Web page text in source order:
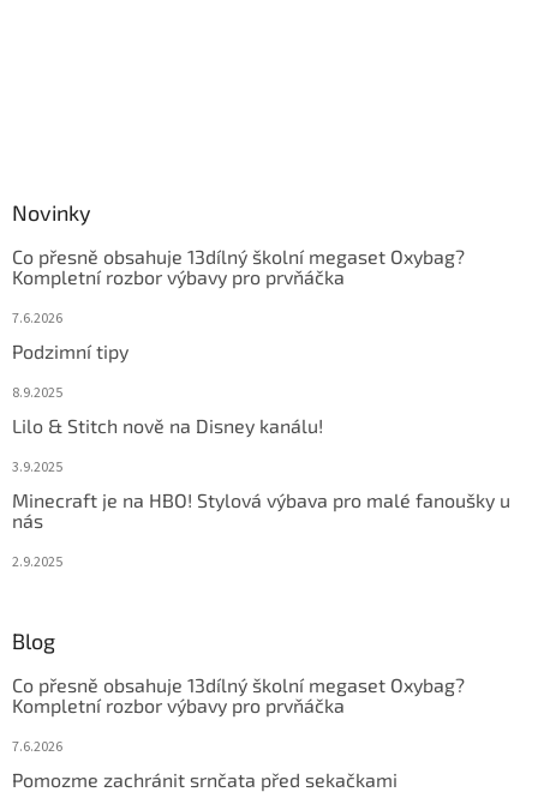
Novinky
Co přesně obsahuje 13dílný školní megaset Oxybag?
Kompletní rozbor výbavy pro prvňáčka
7.6.2026
Podzimní tipy
8.9.2025
Lilo & Stitch nově na Disney kanálu!
3.9.2025
Minecraft je na HBO! Stylová výbava pro malé fanoušky u
nás
2.9.2025
Blog
Co přesně obsahuje 13dílný školní megaset Oxybag?
Kompletní rozbor výbavy pro prvňáčka
7.6.2026
Pomozme zachránit srnčata před sekačkami